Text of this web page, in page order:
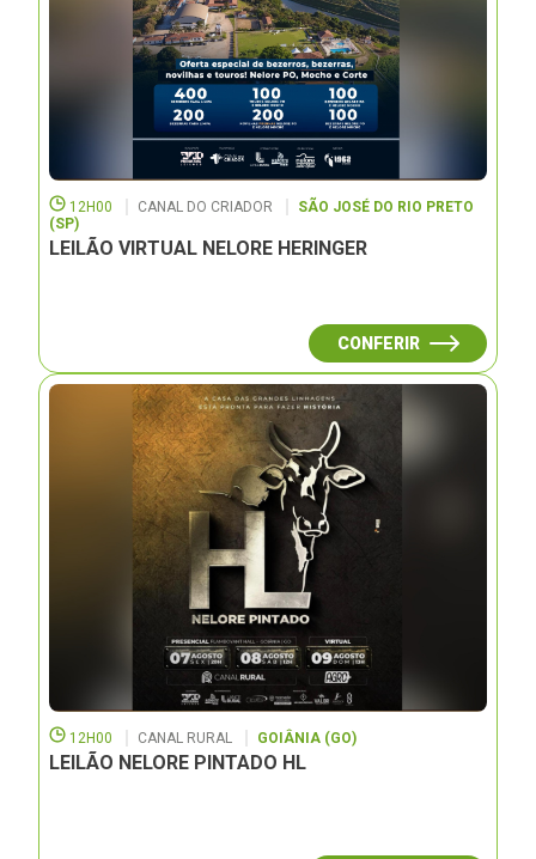
12H00 CANAL DO CRIADOR
SÃO JOSÉ DO RIO PRETO
(SP)
LEILÃO VIRTUAL NELORE HERINGER
CONFERIR
12H00 CANAL RURAL GOIÂNIA (GO)
LEILÃO NELORE PINTADO HL